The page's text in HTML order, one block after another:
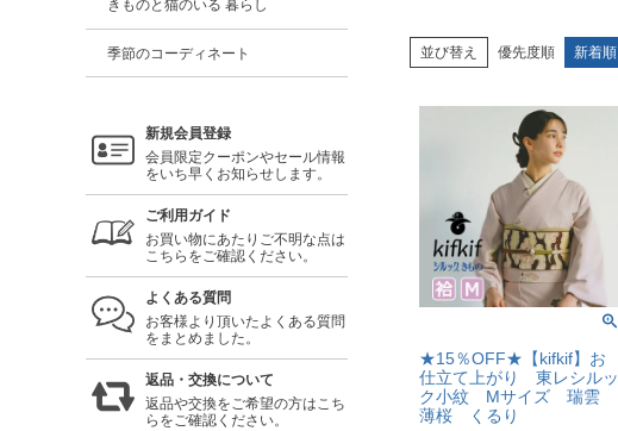
きものと猫のいる 暮らし
季節のコーディネート
新規会員登録
会員限定クーポンやセール情報
をいち早くお知らせします。
ご利用ガイド
お買い物にあたりご不明な点は
こちらをご確認ください。
よくある質問
お客様より頂いたよくある質問
をまとめました。
返品・交換について
返品や交換をご希望の方はこち
らをご確認ください。
並び替え 優先度順 新着順
★15％OFF★【kifkif】お
仕立て上がり 東レシルッ
ク小紋 Mサイズ 瑞雲
薄桜 くるり